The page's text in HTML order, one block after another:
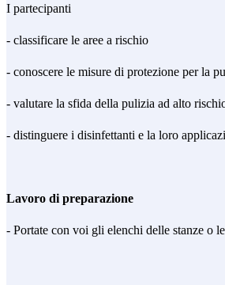
I partecipanti
- classificare le aree a rischio
- conoscere le misure di protezione per la
- valutare la sfida della pulizia ad alto
- distinguere i disinfettanti e la loro
Lavoro di preparazione
- Portate con voi gli elenchi delle stanze o